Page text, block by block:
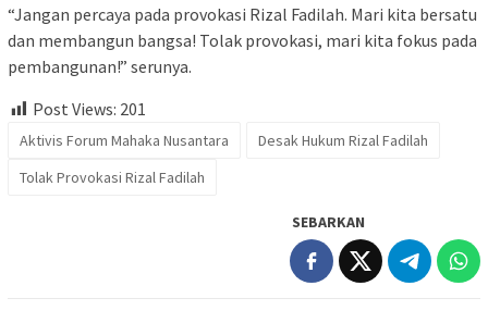
“Jangan percaya pada provokasi Rizal Fadilah. Mari kita bersatu
dan membangun bangsa! Tolak provokasi, mari kita fokus pada
pembangunan!” serunya.
Post Views: 201
Aktivis Forum Mahaka Nusantara
Desak Hukum Rizal Fadilah
Tolak Provokasi Rizal Fadilah
SEBARKAN